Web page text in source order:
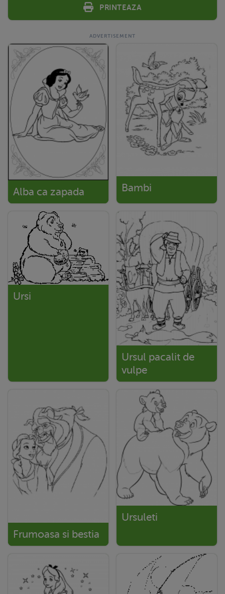
Printeaza
Alba ca zapada Bambi
Ursi
Ursul pacalit de
vulpe
Frumoasa si bestia
Ursuleti